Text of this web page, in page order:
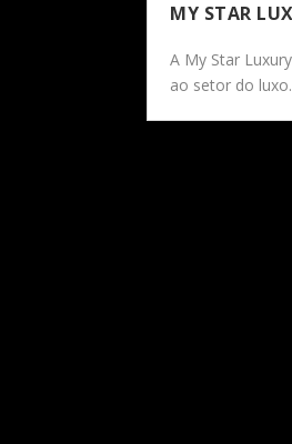
MY STAR
A My Star
ao setor do luxo.